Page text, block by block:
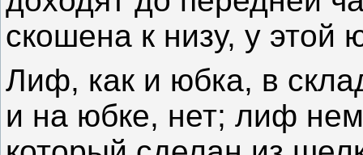
скошена к низу, у
Лиф, как и юбка, в
и на юбке, нет; лиф